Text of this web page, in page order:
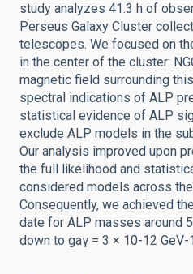
study analyzes 41.3 h of
Perseus Galaxy Cluster
telescopes. We focused on
in the center of the cluster:
magnetic field surrounding
spectral indications of ALP
statistical evidence of ALP
exclude ALP models in the
Our analysis improved upon
the full likelihood and
considered models across
Consequently, we achieved
date for ALP masses around
down to gaγ = 3 × 10-12 GeV-